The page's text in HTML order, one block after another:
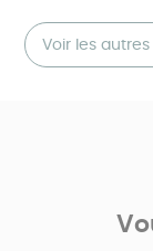
Voir les